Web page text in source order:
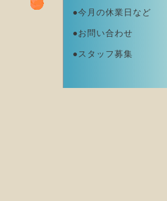
●今月の休業日など
●お問い合わせ
●スタッフ募集